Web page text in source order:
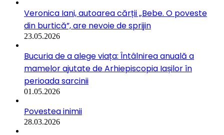
Veronica Iani, autoarea cărții „Bebe. O poveste
din burtică”, are nevoie de sprijin
23.05.2026
Bucuria de a alege viața: Întâlnirea anuală a
mamelor ajutate de Arhiepiscopia Iașilor în
perioada sarcinii
01.05.2026
Povestea inimii
28.03.2026